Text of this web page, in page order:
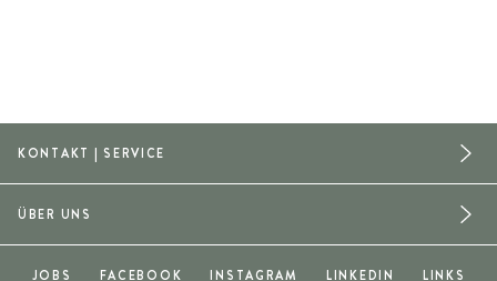
KONTAKT | SERVICE
ÜBER UNS
JOBS FACEBOOK INSTAGRAM LINKEDIN LINKS